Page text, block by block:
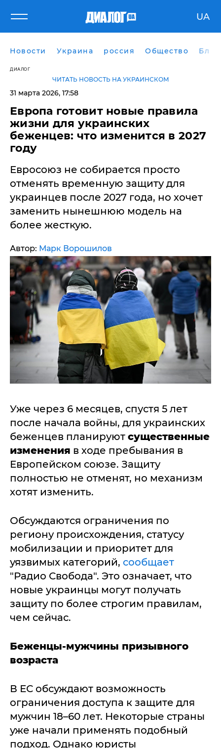
UA
Новости Украина россия Общество
ДИАЛОГ
ЧИТАТЬ НОВОСТЬ НА УКРАИНСКОМ
31 марта 2026, 17:58
Европа готовит новые правила
жизни для украинских
беженцев: что изменится в 2027
году
Евросоюз не собирается просто
отменять временную защиту для
украинцев после 2027 года, но хочет
заменить нынешнюю модель на
более жесткую.
Автор: Марк Ворошилов
Уже через 6 месяцев, спустя 5 лет
после начала войны, для украинских
беженцев планируют существенные
изменения в ходе пребывания в
Европейском союзе. Защиту
полностью не отменят, но механизм
хотят изменить.
Обсуждаются ограничения по
региону происхождения, статусу
мобилизации и приоритет для
уязвимых категорий, сообщает
"Радио Свобода". Это означает, что
новые украинцы могут получать
защиту по более строгим правилам,
чем сейчас.
Беженцы-мужчины призывного
возраста
В ЕС обсуждают возможность
ограничения доступа к защите для
мужчин 18–60 лет. Некоторые страны
уже начали применять подобный
подход. Однако юристы